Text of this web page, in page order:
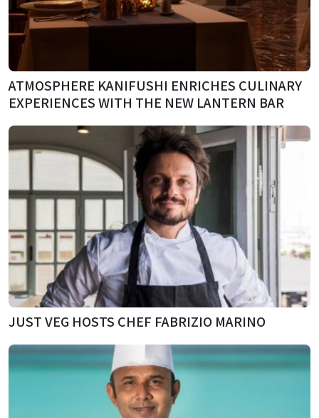
ATMOSPHERE KANIFUSHI ENRICHES CULINARY
EXPERIENCES WITH THE NEW LANTERN BAR
JUST VEG HOSTS CHEF FABRIZIO MARINO